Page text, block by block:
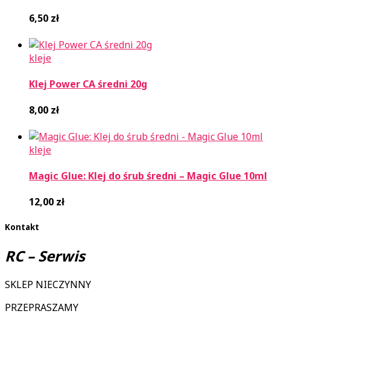
6,50 zł
kleje
Klej Power CA średni 20g
8,00 zł
kleje
Magic Glue: Klej do śrub średni – Magic Glue 10ml
12,00 zł
Kontakt
RC – Serwis
SKLEP NIECZYNNY
PRZEPRASZAMY